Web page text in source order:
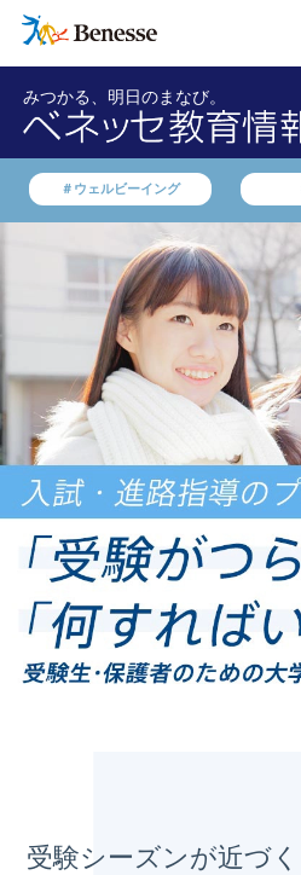
みつかる、明日のまなび。
＃ウェルビーイング
受験シーズンが近づ